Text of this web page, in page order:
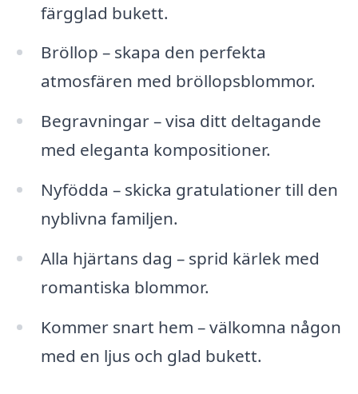
färgglad bukett.
Bröllop – skapa den perfekta
atmosfären med bröllopsblommor.
Begravningar – visa ditt deltagande
med eleganta kompositioner.
Nyfödda – skicka gratulationer till den
nyblivna familjen.
Alla hjärtans dag – sprid kärlek med
romantiska blommor.
Kommer snart hem – välkomna någon
med en ljus och glad bukett.